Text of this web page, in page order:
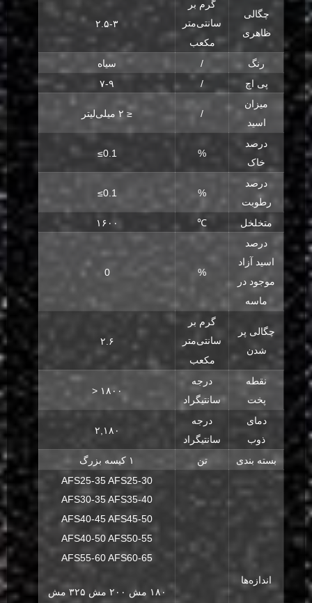
چگالی
ظاهری
گرم بر
سانتی‌متر
مکعب
۲.۵-۳
رنگ /
سیاه
پی اچ
/
۷-۹
میزان
اسید
/ ≤ ۲ میلی‌لیتر
درصد
خاک
%
≤0.1
درصد
رطوبت
%
≤0.1
متخلخل ℃
۱۶۰۰
درصد
اسید آزاد
موجود در
ماسه
%
0
چگالی پر
شدن
گرم بر
سانتی‌متر
مکعب
۲.۶
نقطه
پخت
درجه
سانتیگراد
> ۱۸۰۰
دمای
ذوب
درجه
سانتیگراد
۲,۱۸۰
بسته بندی تن ۱ کیسه بزرگ
اندازه‌ها
AFS25-35 AFS25-30
AFS30-35 AFS35-40
AFS40-45 AFS45-50
AFS40-50 AFS50-55
AFS55-60 AFS60-65
۱۸۰ مش ۲۰۰ مش ۳۲۵ مش